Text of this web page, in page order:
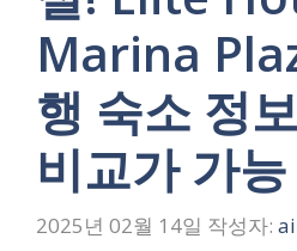
Marina
행 숙소 정
비교가 가능
2025년 02월 14일 작성자: